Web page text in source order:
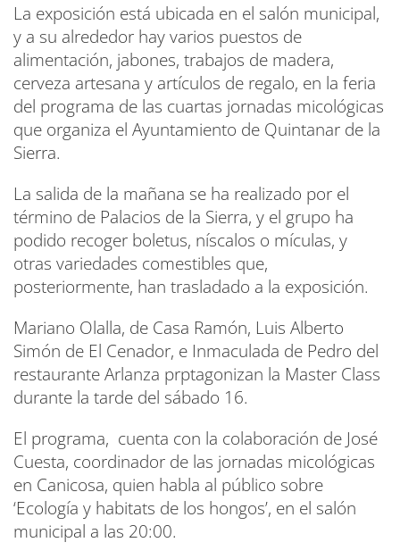
La exposición está ubicada en el salón municipal,
y a su alrededor hay varios puestos de
alimentación, jabones, trabajos de madera,
cerveza artesana y artículos de regalo, en la feria
del programa de las cuartas jornadas micológicas
que organiza el Ayuntamiento de Quintanar de la
Sierra.
La salida de la mañana se ha realizado por el
término de Palacios de la Sierra, y el grupo ha
podido recoger boletus, níscalos o mículas, y
otras variedades comestibles que,
posteriormente, han trasladado a la exposición.
Mariano Olalla, de Casa Ramón, Luis Alberto
Simón de El Cenador, e Inmaculada de Pedro del
restaurante Arlanza prptagonizan la Master Class
durante la tarde del sábado 16.
El programa, cuenta con la colaboración de José
Cuesta, coordinador de las jornadas micológicas
en Canicosa, quien habla al público sobre
‘Ecología y habitats de los hongos’, en el salón
municipal a las 20:00.